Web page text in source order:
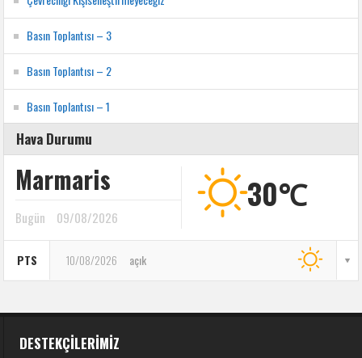
Basın Toplantısı – 3
Basın Toplantısı – 2
Basın Toplantısı – 1
Hava Durumu
Marmaris
Bugün 09/08/2026
30℃
PTS 10/08/2026 açık
DESTEKÇILERIMIZ